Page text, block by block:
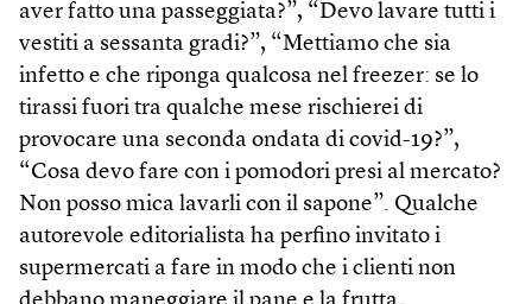
aver fatto una passeggiata?”, “Devo lavare tutti i
vestiti a sessanta gradi?”, “Mettiamo che sia
infetto e che riponga qualcosa nel freezer: se lo
tirassi fuori tra qualche mese rischierei di
provocare una seconda ondata di covid-19?”,
“Cosa devo fare con i pomodori presi al mercato?
Non posso mica lavarli con il sapone”. Qualche
autorevole editorialista ha perfino invitato i
supermercati a fare in modo che i clienti non